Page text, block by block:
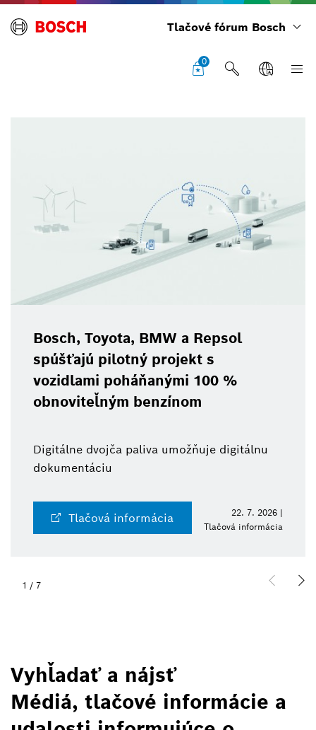
Tlačové fórum Bosch
0
Bosch, Toyota, BMW a Repsol
spúšťajú pilotný projekt s
vozidlami poháňanými 100 %
obnoviteľným benzínom
Digitálne dvojča paliva umožňuje digitálnu
dokumentáciu
Tlačová informácia
22. 7. 2026 |
Tlačová informácia
1 / 7
Vyhľadať a nájsť
Médiá, tlačové informácie a